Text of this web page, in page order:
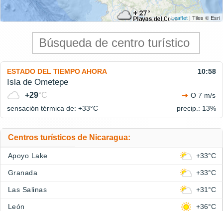
Leaflet | Tiles © Esri
ESTADO DEL TIEMPO AHORA 10:58
Isla de Ometepe
+29°C
O 7 m/s
sensación térmica de: +33°C precip.: 13%
Centros turísticos de Nicaragua:
Apoyo Lake +33°C
Granada +33°C
Las Salinas +31°C
León +36°C